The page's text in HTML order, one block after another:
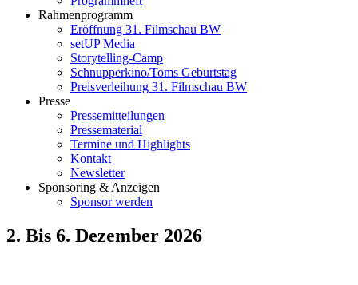
Rahmenprogramm
Eröffnung 31. Filmschau BW
setUP Media
Storytelling-Camp
Schnupperkino/Toms Geburtstag
Preisverleihung 31. Filmschau BW
Presse
Pressemitteilungen
Pressematerial
Termine und Highlights
Kontakt
Newsletter
Sponsoring & Anzeigen
Sponsor werden
2. Bis 6. Dezember 2026